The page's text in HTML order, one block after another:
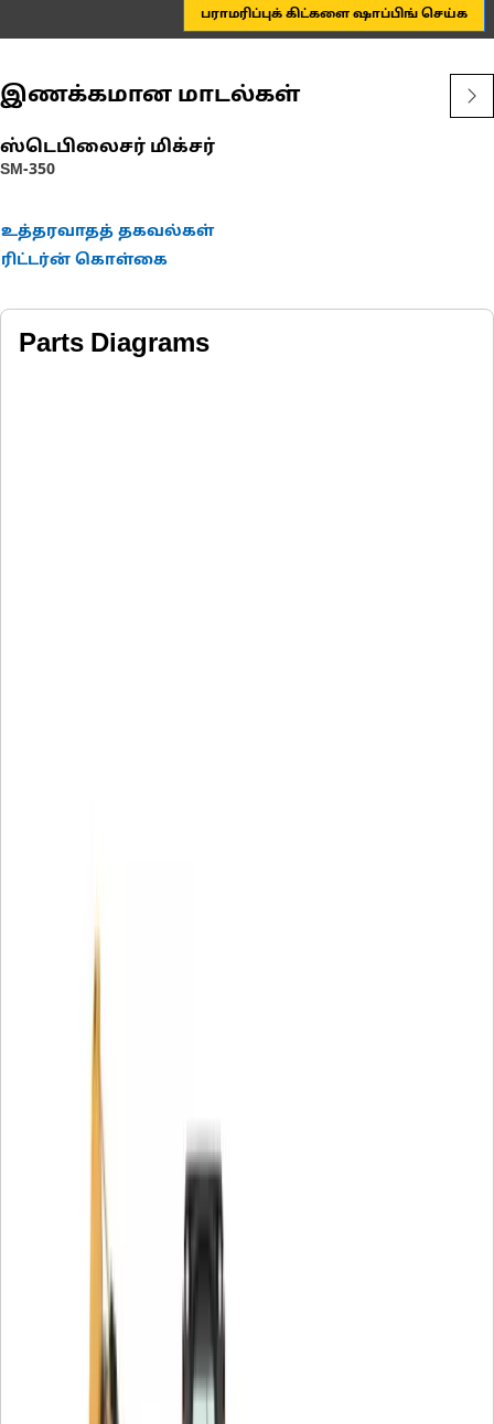
பராமரிப்புக் கிட்களை ஷாப்பிங் செய்க
இணக்கமான மாடல்கள்
ஸ்டெபிலைசர் மிக்சர்
SM-350
உத்தரவாதத் தகவல்கள்
ரிட்டர்ன் கொள்கை
Parts Diagrams